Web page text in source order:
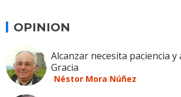
OPINION
Alcanzar necesita paciencia y
Gracia
Néstor Mora Núñez